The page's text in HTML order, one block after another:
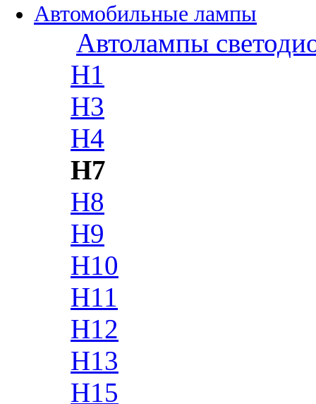
Автомобильные лампы
Автолампы
H1
H3
H4
H7
H8
H9
H10
H11
H12
H13
H15